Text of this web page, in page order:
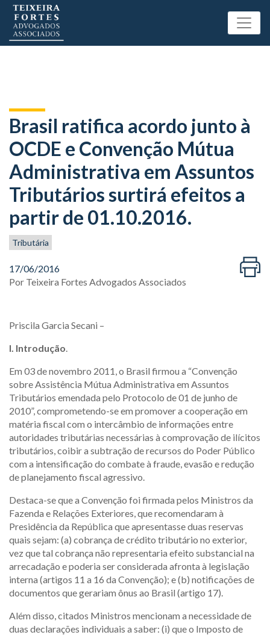
Brasil ratifica acordo junto à
OCDE e Convenção Mútua
Administrativa em Assuntos
Tributários surtirá efeitos a
partir de 01.10.2016.
Tributária
17/06/2016
Por Teixeira Fortes Advogados Associados
Priscila Garcia Secani –
I. Introdução.
Em 03 de novembro 2011, o Brasil firmou a “Convenção
sobre Assistência Mútua Administrativa em Assuntos
Tributários emendada pelo Protocolo de 01 de junho de
2010”, comprometendo-se em promover a cooperação em
matéria fiscal com o intercâmbio de informações entre
autoridades tributárias necessárias à comprovação de ilícitos
tributários, coibir a subtração de recursos do Poder Público
com a intensificação do combate à fraude, evasão e redução
de planejamento fiscal agressivo.
Destaca-se que a Convenção foi firmada pelos Ministros da
Fazenda e Relações Exteriores, que recomendaram à
Presidência da República que apresentasse duas reservas
quais sejam: (a) cobrança de crédito tributário no exterior,
vez que tal cobrança não representaria efeito substancial na
arrecadação e poderia ser considerada afronta à legislação
interna (artigos 11 a 16 da Convenção); e (b) notificações de
documentos que gerariam ônus ao Brasil (artigo 17).
Além disso, citados Ministros mencionam a necessidade de
duas declarações individuais a saber: (i) que o Imposto de